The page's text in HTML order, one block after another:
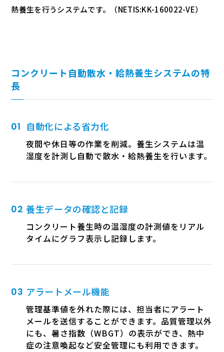
熱養生を行うシステムです。（NETIS:KK-160022-VE）
コンクリート自動散水・給熱養生システムの特
長
自動化による省力化
夜間や休日等の作業を削減。養生システムは温
湿度を計測し自動で散水・給熱養生を行います。
養生データの確認と記録
コンクリート養生時の温湿度の計測値をリアル
タイムにグラフ表示し記録します。
アラートメール機能
管理基準値を外れた際には、担当者にアラート
メールを送信することができます。品質管理以外
にも、暑さ指数（WBGT）の表示ができ、熱中
症の注意喚起など安全管理にも利用できます。